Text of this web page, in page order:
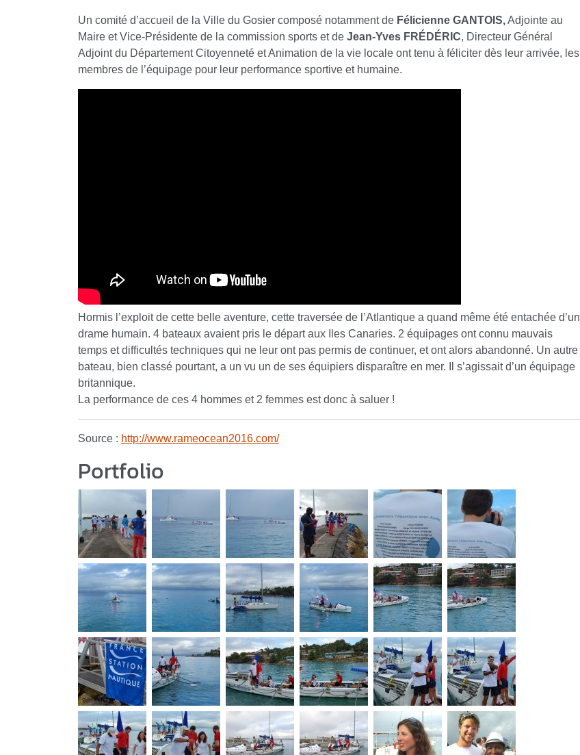
Un comité d’accueil de la Ville du Gosier composé notamment de Félicienne GANTOIS,Adjointe au
Maire et Vice-Présidente de la commission sports et de Jean-Yves FRÉDÉRIC, Directeur Général
Adjoint du Département Citoyenneté et Animation de la vie locale ont tenu à féliciter dès leur arrivée, les
membres de l’équipage pour leur performance sportive et humaine.
Hormis l’exploit de cette belle aventure, cette traversée de l’Atlantique a quand même été entachée d’un
drame humain. 4 bateaux avaient pris le départ aux Iles Canaries. 2 équipages ont connu mauvais
temps et difficultés techniques qui ne leur ont pas permis de continuer, et ont alors abandonné. Un autre
bateau, bien classé pourtant, a un vu un de ses équipiers disparaître en mer. Il s’agissait d’un équipage
britannique.
La performance de ces 4 hommes et 2 femmes est donc à saluer !
Source : http://www.rameocean2016.com/
Portfolio